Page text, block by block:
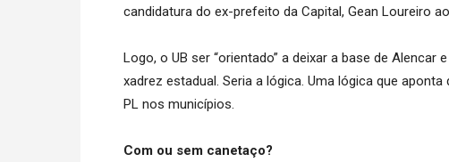
candidatura do ex-prefeito da Capital, Gean Loureiro
Logo, o UB ser “orientado” a deixar a base de
xadrez estadual. Seria a lógica. Uma lógica que
PL nos municípios.
Com ou sem canetaço?